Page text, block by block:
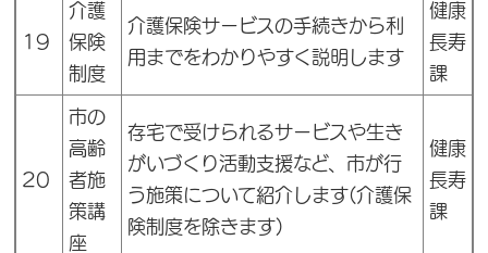
19
介護
保険
制度
介護保険サービスの手続きから利
用までをわかりやすく説明します
健康
長寿
課
20
市の
高齢
者施
策講
座
存宅で受けられるサービスや生き
がいづくり活動支援など、市が行
う施策について紹介します(介護保
険制度を除きます)
健康
長寿
課